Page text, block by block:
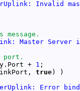
Invalid
Master Server
+
1
true
Error